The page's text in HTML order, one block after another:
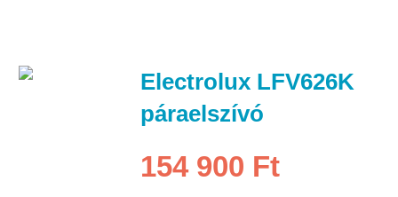
Electrolux LFV626K
páraelszívó
154 900 Ft